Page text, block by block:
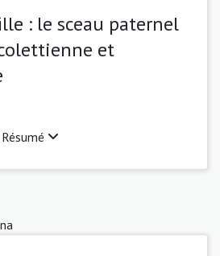
: le sceau paternel
et
Résumé